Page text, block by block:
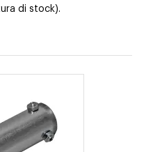
di stock).